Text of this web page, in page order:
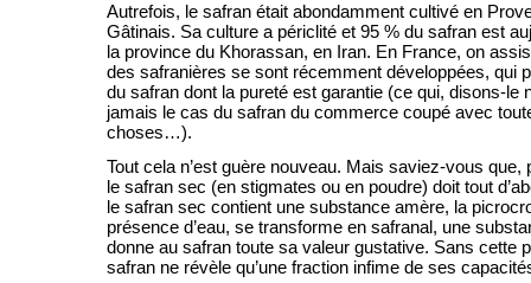
Autrefois, le safran était abondamment cultivé en
Gâtinais. Sa culture a périclité et 95 % du safran est
la province du Khorassan, en Iran. En France, on
des safranières se sont récemment développées, qui
du safran dont la pureté est garantie (ce qui, disons-le
jamais le cas du safran du commerce coupé avec
choses…).
Tout cela n’est guère nouveau. Mais saviez-vous que,
le safran sec (en stigmates ou en poudre) doit tout
le safran sec contient une substance amère, la
présence d’eau, se transforme en safranal, une
donne au safran toute sa valeur gustative. Sans cette
safran ne révèle qu’une fraction infime de ses